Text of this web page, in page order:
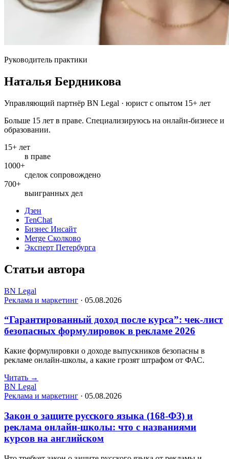
Руководитель практики
Наталья Бердникова
Управляющий партнёр BN Legal · юрист с опытом 15+ лет
Больше 15 лет в праве. Специализируюсь на онлайн-бизнесе и
образовании.
15+ лет
в праве
1000+
сделок сопровождено
700+
выигранных дел
Дзен
TenChat
Бизнес Инсайт
Merge Сколково
Эксперт Петербурга
Статьи автора
BN Legal
Реклама и маркетинг · 05.08.2026
“Гарантированный доход после курса”: чек-лист
безопасных формулировок в рекламе 2026
Какие формулировки о доходе выпускников безопасны в
рекламе онлайн-школы, а какие грозят штрафом от ФАС.
Читать →
BN Legal
Реклама и маркетинг · 05.08.2026
Закон о защите русского языка (168-ФЗ) и
реклама онлайн-школы: что с названиями
курсов на английском